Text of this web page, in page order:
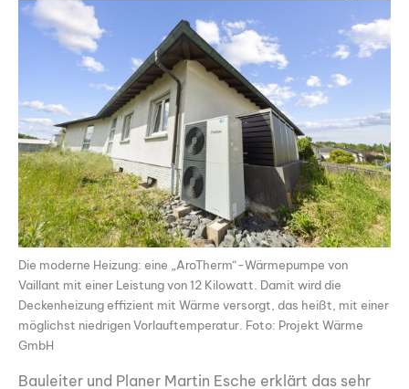
Die moderne Heizung: eine „AroTherm“-Wärmepumpe von
Vaillant mit einer Leistung von 12 Kilowatt. Damit wird die
Deckenheizung effizient mit Wärme versorgt, das heißt, mit einer
möglichst niedrigen Vorlauftemperatur. Foto: Projekt Wärme
GmbH
Bauleiter und Planer Martin Esche erklärt das sehr